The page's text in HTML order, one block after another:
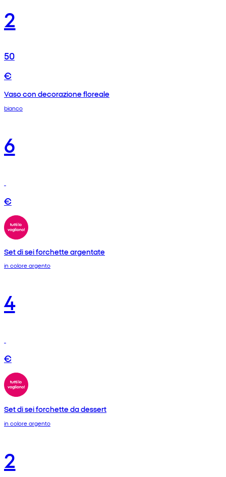
2
50
€
Vaso con decorazione floreale
bianco
6
€
Set di sei forchette argentate
in colore argento
4
€
Set di sei forchette da dessert
in colore argento
2